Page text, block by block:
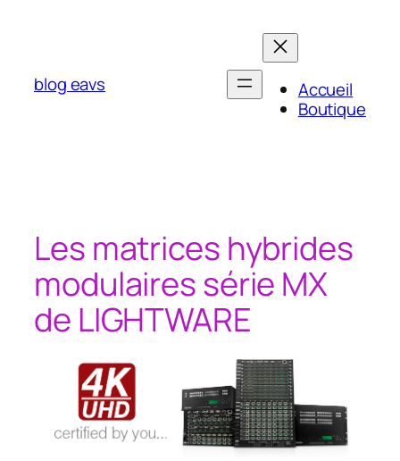
blog eavs
Accueil
Boutique
Les matrices hybrides
modulaires série MX
de LIGHTWARE